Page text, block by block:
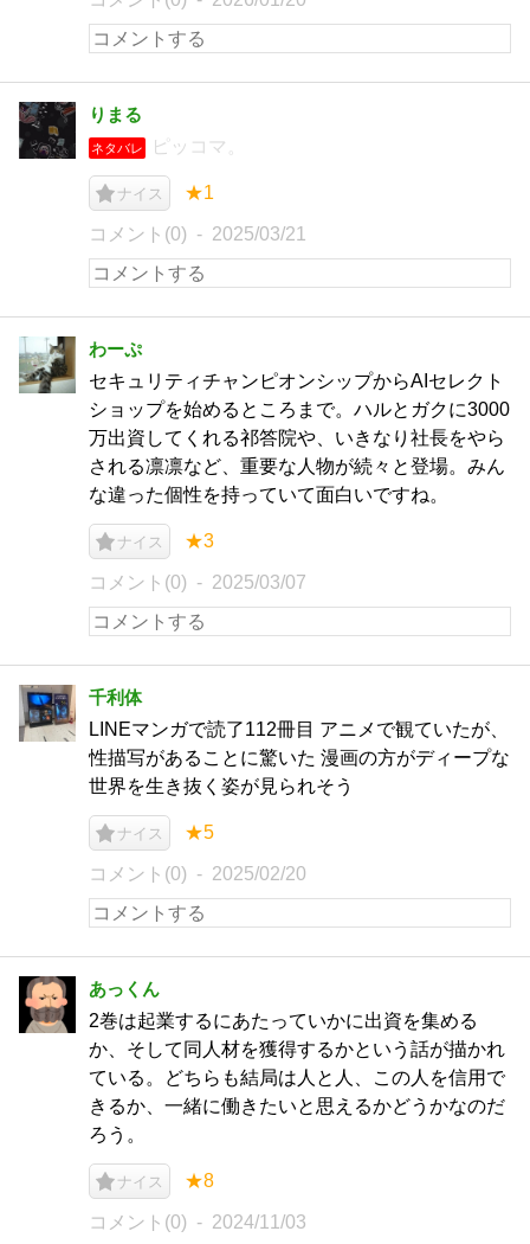
りまる
ネタバレ ピッコマ。
ナイス ★1
コメント(0) 2025/03/21
わーぷ
セキュリティチャンピオンシップからAIセレクト
ショップを始めるところまで。ハルとガクに3000
万出資してくれる祁答院や、いきなり社長をやら
される凛凛など、重要な人物が続々と登場。みん
な違った個性を持っていて面白いですね。
ナイス ★3
コメント(0) 2025/03/07
千利体
LINEマンガで読了112冊目 アニメで観ていたが、
性描写があることに驚いた 漫画の方がディープな
世界を生き抜く姿が見られそう
ナイス ★5
コメント(0) 2025/02/20
あっくん
2巻は起業するにあたっていかに出資を集める
か、そして同人材を獲得するかという話が描かれ
ている。どちらも結局は人と人、この人を信用で
きるか、一緒に働きたいと思えるかどうかなのだ
ろう。
ナイス ★8
コメント(0) 2024/11/03